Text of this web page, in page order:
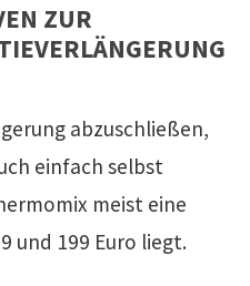
ZUR
abzuschließen,
einfach selbst
meist eine
und 199 Euro liegt.